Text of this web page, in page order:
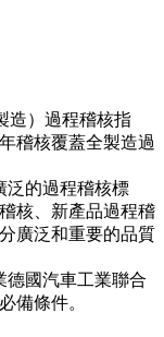
造）過程稽核指
稽核覆蓋全製造過
泛的過程稽核標
核、新產品過程稽
廣泛和重要的品質
德國汽車工業聯合
備條件。